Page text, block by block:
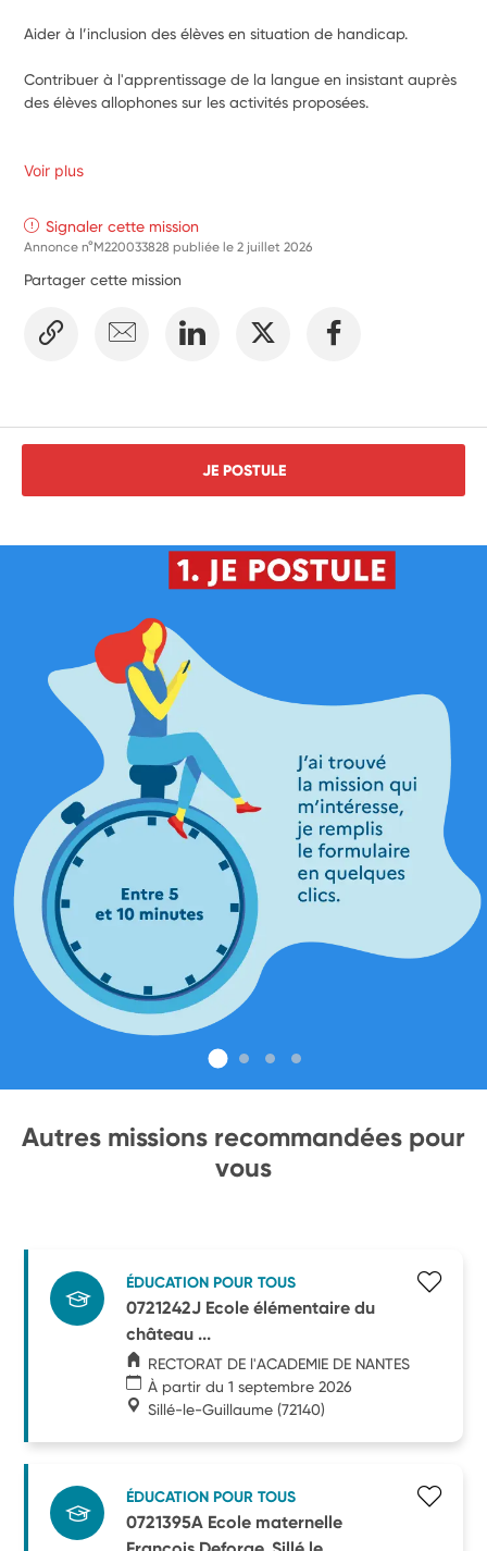
Aider à l’inclusion des élèves en situation de handicap.
Contribuer à l'apprentissage de la langue en insistant auprès
des élèves allophones sur les activités proposées.
Voir plus
Signaler cette mission
Annonce n°M220033828 publiée le2 juillet 2026
Partager cette mission
JE POSTULE
Autres missions recommandées pour
vous
ÉDUCATION POUR TOUS
0721242J Ecole élémentaire du
château ...
RECTORAT DE l'ACADEMIE DE NANTES
À partir du 1 septembre 2026
Sillé-le-Guillaume (72140)
ÉDUCATION POUR TOUS
0721395A Ecole maternelle